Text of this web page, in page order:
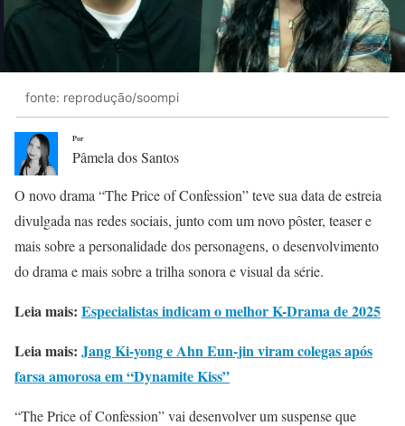
fonte: reprodução/soompi
Por
Pâmela dos Santos
O novo drama “The Price of Confession” teve sua data de estreia
divulgada nas redes sociais, junto com um novo pôster, teaser e
mais sobre a personalidade dos personagens, o desenvolvimento
do drama e mais sobre a trilha sonora e visual da série.
Leia mais: Especialistas indicam o melhor K-Drama de 2025
Leia mais: Jang Ki-yong e Ahn Eun-jin viram colegas após
farsa amorosa em “Dynamite Kiss”
“The Price of Confession” vai desenvolver um suspense que